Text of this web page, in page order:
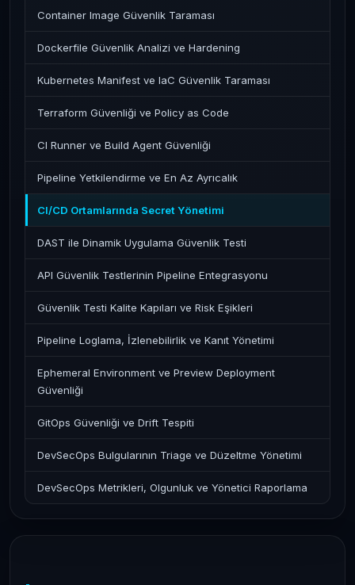
Container Image Güvenlik Taraması
Dockerfile Güvenlik Analizi ve Hardening
Kubernetes Manifest ve IaC Güvenlik Taraması
Terraform Güvenliği ve Policy as Code
CI Runner ve Build Agent Güvenliği
Pipeline Yetkilendirme ve En Az Ayrıcalık
CI/CD Ortamlarında Secret Yönetimi
DAST ile Dinamik Uygulama Güvenlik Testi
API Güvenlik Testlerinin Pipeline Entegrasyonu
Güvenlik Testi Kalite Kapıları ve Risk Eşikleri
Pipeline Loglama, İzlenebilirlik ve Kanıt Yönetimi
Ephemeral Environment ve Preview Deployment
Güvenliği
GitOps Güvenliği ve Drift Tespiti
DevSecOps Bulgularının Triage ve Düzeltme Yönetimi
DevSecOps Metrikleri, Olgunluk ve Yönetici Raporlama